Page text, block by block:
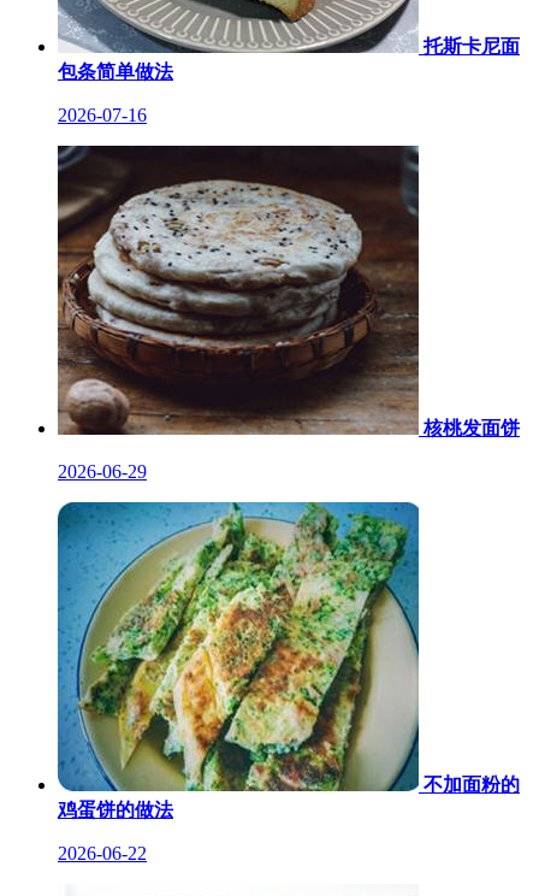
托斯卡尼面
包条简单做法
2026-07-16
核桃发面饼
2026-06-29
不加面粉的
鸡蛋饼的做法
2026-06-22